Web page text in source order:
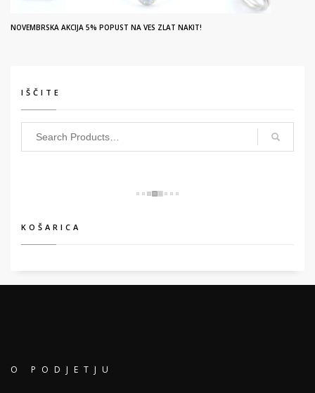
NOVEMBRSKA AKCIJA 5% POPUST NA VES ZLAT NAKIT!
IŠČITE
KOŠARICA
O PODJETJU